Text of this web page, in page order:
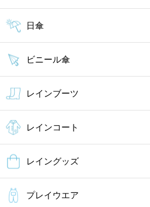
日傘
ビニール傘
レインブーツ
レインコート
レイングッズ
プレイウエア